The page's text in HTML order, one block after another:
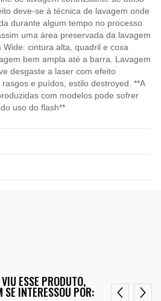
deve-se à técnica de lavagem onde
durante algum tempo no processo
uma área preservada da lavagem
cintura alta, quadril e coxa
bem ampla até a barra. Lavagem
desgaste a laser com efeito
e puídos, estilo destroyed. **A
com modelos pode sofrer
uso do flash**
ESSE PRODUTO,
SE INTERESSOU POR: